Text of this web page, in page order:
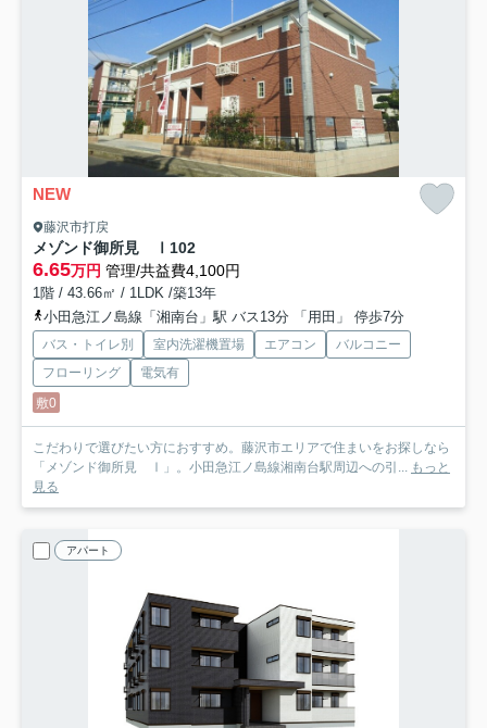
NEW
藤沢市打戻
メゾンド御所見 Ⅰ 102
6.65万円 管理/共益費4,100円
1階 / 43.66㎡ / 1LDK /築13年
小田急江ノ島線「湘南台」駅 バス13分 「用田」 停歩7分
バス・トイレ別 室内洗濯機置場 エアコン
バルコニー
フローリング
電気有
敷0
こだわりで選びたい方におすすめ。藤沢市エリアで住まいをお探しなら
「メゾンド御所見 Ⅰ」。小田急江ノ島線湘南台駅周辺への引...
もっと
見る
アパート